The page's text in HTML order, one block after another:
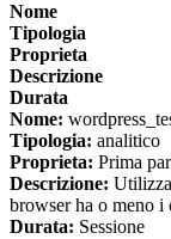
Nome
Tipologia
Proprieta
Descrizione
Durata
Nome:
Tipologia: analitico
Proprieta: Prima
Descrizione:
browser ha o meno i
Durata: Sessione